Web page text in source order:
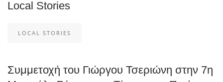
Local Stories
LOCAL STORIES
Συμμετοχή του Γιώργου Τσεριώνη στην 7η